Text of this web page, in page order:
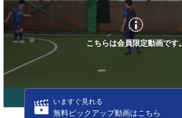
こちらは会員限定動画です。
いますぐ見れる
無料ピックアップ動画はこちら